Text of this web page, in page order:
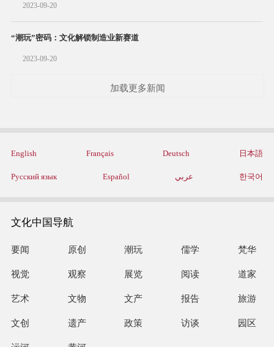
2023-09-20
“潮玩”密码：文化解锁制造业新赛道
2023-09-20
加载更多新闻
English Français Deutsch 日本語
Русский язык Español عربي 한국어
文化中国导航
要闻 原创 潮玩 儒学 梵华
视觉 观察 展览 阅读 道家
艺术 文物 文产 报告 旅游
文创 遗产 政策 访谈 园区